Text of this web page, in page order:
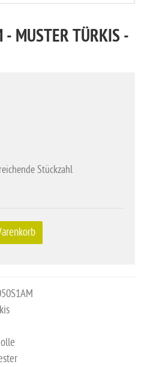
MUSTER TÜRKIS -
Stückzahl